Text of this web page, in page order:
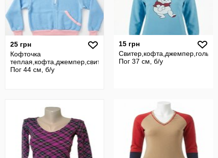
25 грн
Кофточка
теплая,кофта,джемпер,свитер,гольф
Пог 44 см, б/у
15 грн
Свитер,кофта,джемпер,гольф
Пог 37 см, б/у